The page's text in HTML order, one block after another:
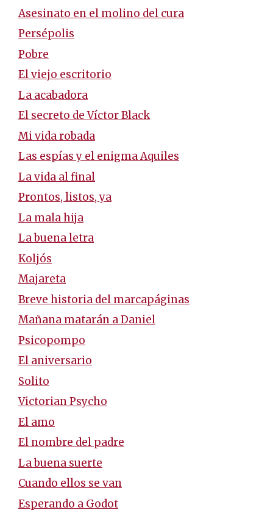
Asesinato en el molino del cura
Persépolis
Pobre
El viejo escritorio
La acabadora
El secreto de Víctor Black
Mi vida robada
Las espías y el enigma Aquiles
La vida al final
Prontos, listos, ya
La mala hija
La buena letra
Koljós
Majareta
Breve historia del marcapáginas
Mañana matarán a Daniel
Psicopompo
El aniversario
Solito
Victorian Psycho
El amo
El nombre del padre
La buena suerte
Cuando ellos se van
Esperando a Godot